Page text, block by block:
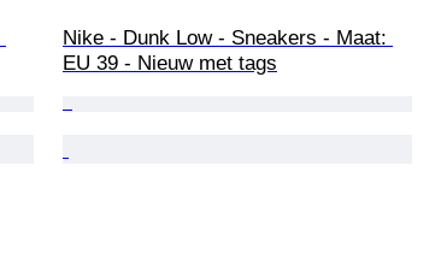
Nike - Dunk Low - Sneakers - Maat:
EU 39 - Nieuw met tags